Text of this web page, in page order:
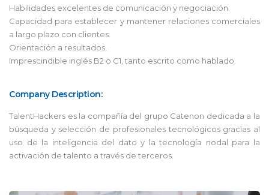
Habilidades excelentes de comunicación y negociación.
Capacidad para establecer y mantener relaciones comerciales
a largo plazo con clientes.
Orientación a resultados.
Imprescindible inglés B2 o C1, tanto escrito como hablado.
Company Description:
TalentHackers es la compañía del grupo Catenon dedicada a la
búsqueda y selección de profesionales tecnológicos gracias al
uso de la inteligencia del dato y la tecnología nodal para la
activación de talento a través de terceros.